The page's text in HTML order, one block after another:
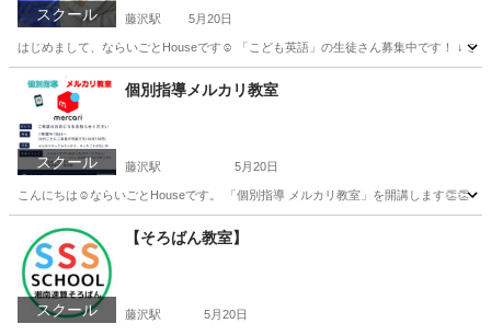
スクール 藤沢駅 5月20日
はじめまして、ならいごとHouseです☺ 「こども英語」の生徒さん募集中です！ ↓
神奈川 藤沢市 藤沢駅 英会話 小学生
スクール
個別指導メルカリ教室
藤沢駅 5月20日
こんにちは☺ならいごとHouseです。 「個別指導 メルカリ教室」を開講します👏👏
神奈川 藤沢駅 その他
スクール
【そろばん教室】
藤沢駅 5月20日